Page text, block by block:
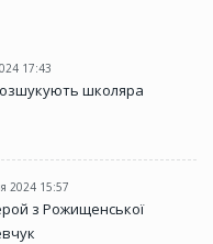
17:43
школяра
2024 15:57
з Рожищенської